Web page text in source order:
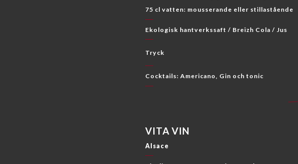
75 cl vatten: mousserande eller stillastående
Ekologisk hantverkssaft / Breizh Cola / Jus
Tryck
Cocktails: Americano, Gin och tonic
VITA VIN
Alsace